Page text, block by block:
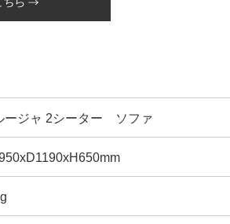
ージャ 2シーター ソファ